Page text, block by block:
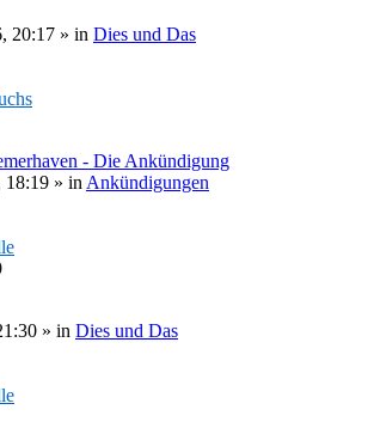
20:17 » in Dies und Das
- Die Ankündigung
18:19 » in Ankündigungen
» in Dies und Das